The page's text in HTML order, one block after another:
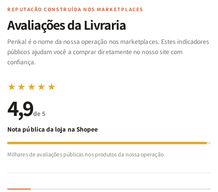
Famílias
Bíblia
-
Penkal
Famílias
da
Bíblia
-
Penkal
de
REPUTAÇÃO CONSTRUÍDA NOS MARKETPLACES
Avaliações da Livraria
Penkal é o nome da nossa operação nos marketplaces. Estes indicadores
públicos ajudam você a comprar diretamente no nosso site com
confiança.
★★★★★
4,9de 5
Nota pública da loja na Shopee
Milhares de avaliações públicas nos produtos da nossa operação.